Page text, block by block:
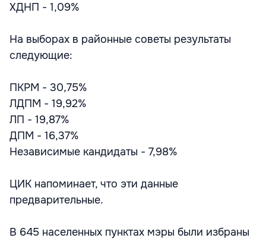
ХДНП - 1,09%
На выборах в районные советы результаты
следующие:
ПКРМ - 30,75%
ЛДПМ - 19,92%
ЛП - 19,87%
ДПМ - 16,37%
Независимые кандидаты - 7,98%
ЦИК напоминает, что эти данные
предварительные.
В 645 населенных пунктах мэры были избраны